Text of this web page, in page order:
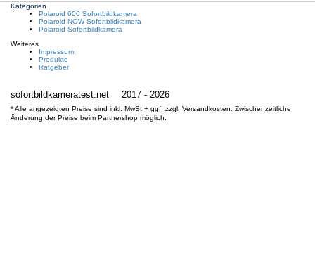
Kategorien
Polaroid 600 Sofortbildkamera
Polaroid NOW Sofortbildkamera
Polaroid Sofortbildkamera
Weiteres
Impressum
Produkte
Ratgeber
sofortbildkameratest.net 2017 - 2026
* Alle angezeigten Preise sind inkl. MwSt + ggf. zzgl. Versandkosten. Zwischenzeitliche
Änderung der Preise beim Partnershop möglich.